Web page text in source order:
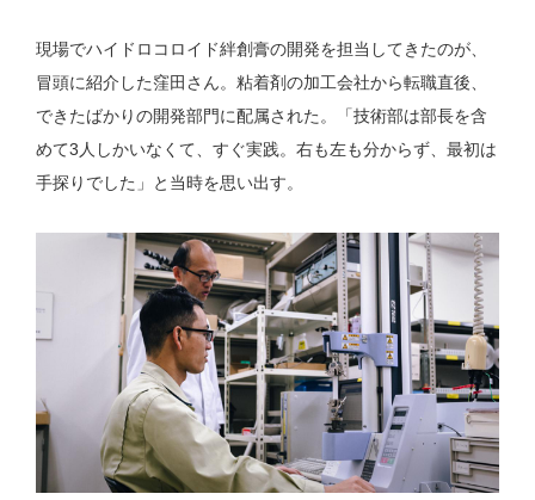
現場でハイドロコロイド絆創膏の開発を担当してきたのが、
冒頭に紹介した窪田さん。粘着剤の加工会社から転職直後、
できたばかりの開発部門に配属された。「技術部は部長を含
めて3人しかいなくて、すぐ実践。右も左も分からず、最初は
手探りでした」と当時を思い出す。